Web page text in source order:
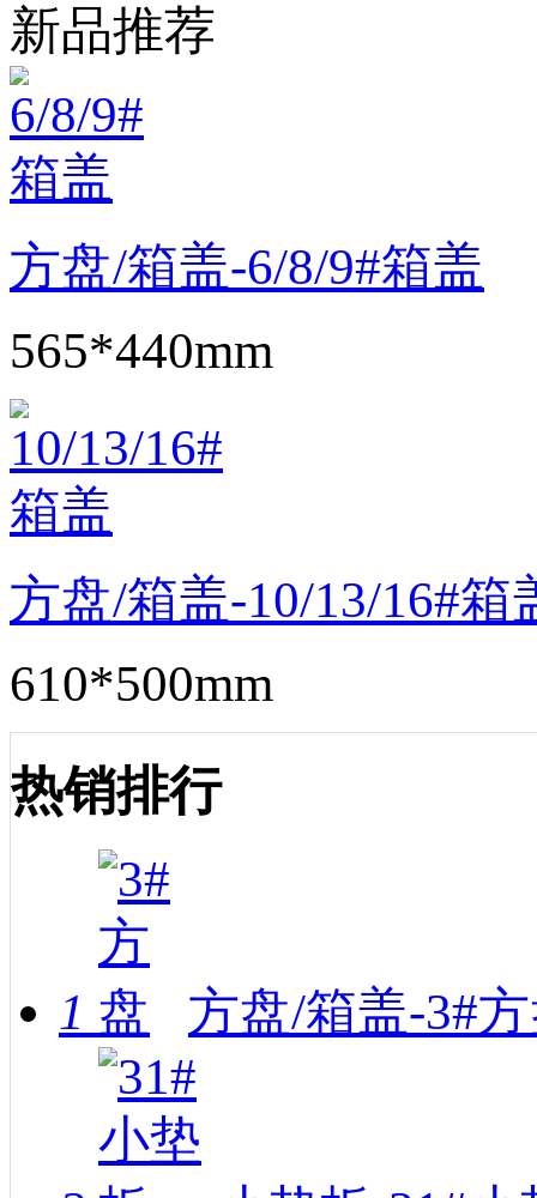
新品推荐
方盘/箱盖-6/8/9#箱盖
565*440mm
方盘/箱盖-10/13/16#箱
610*500mm
热销排行
1 方盘/箱盖-3#